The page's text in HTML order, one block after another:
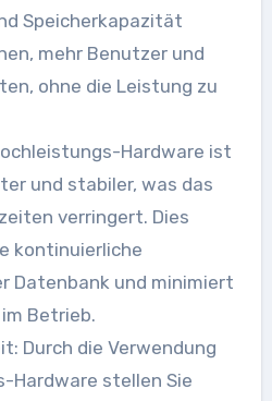
Speicherkapazität
mehr Benutzer und
ohne die Leistung zu
Hardware ist
und stabiler, was das
verringert. Dies
kontinuierliche
Datenbank und minimiert
Betrieb.
Durch die Verwendung
Hardware stellen Sie